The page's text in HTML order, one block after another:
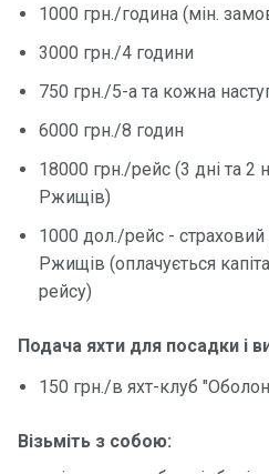
1000 грн./година (мін.
3000 грн./4 години
750 грн./5-а та кожна
6000 грн./8 годин
18000 грн./рейс (3 дні та 2
Ржищів)
1000 дол./рейс -
Ржищів (оплачується
рейсу)
Подача яхти для посадки і
150 грн./в яхт-клуб
Візьміть з собою:
Контакт
и